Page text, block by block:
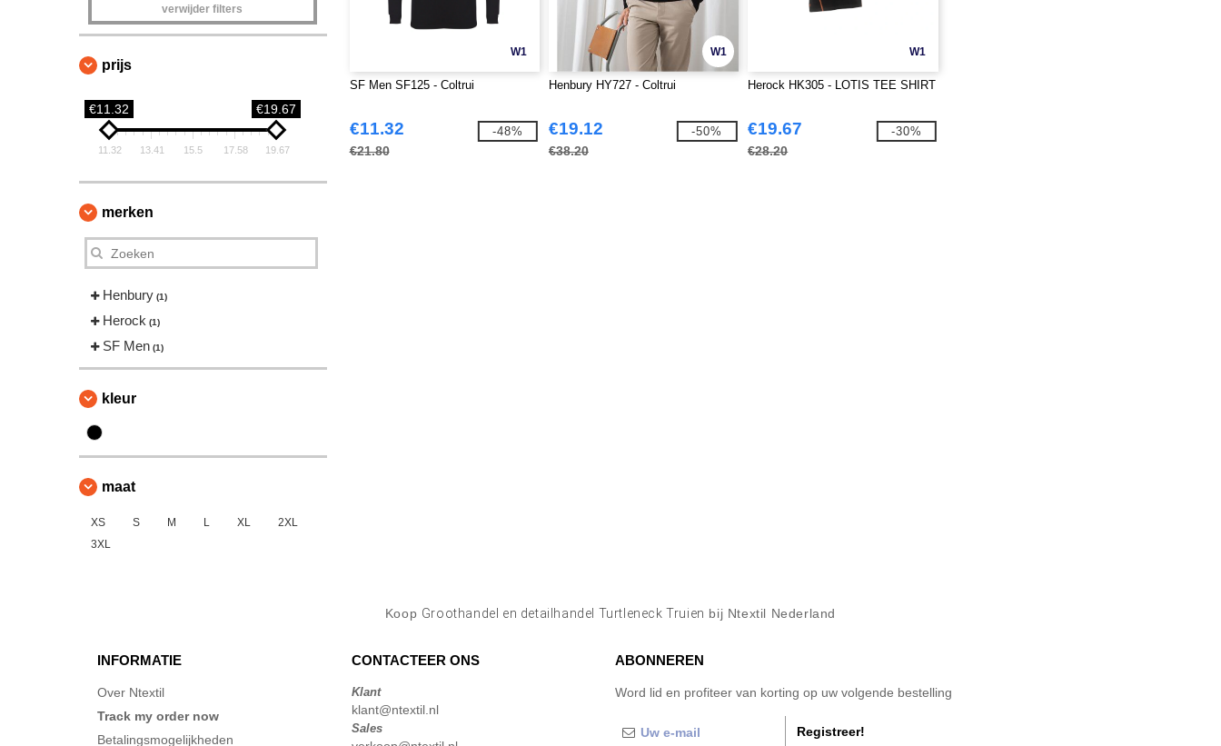
verwijder filters
prijs
€11.32 €19.67
11.32 13.41 15.5 17.58 19.67
merken
Henbury (1)
Herock (1)
SF Men (1)
kleur
maat
XS S M L XL
2XL
3XL
W1
SF Men SF125 - Coltrui
€11.32
€21.80
-48%
W1
Henbury HY727 - Coltrui
€19.12
€38.20
-50%
W1
Herock HK305 - LOTIS TEE SHIRT
€19.67
€28.20
-30%
Koop Groothandel en detailhandel Turtleneck Truien bij Ntextil Nederland
INFORMATIE
Over Ntextil
Track my order now
Betalingsmogelijkheden
CONTACTEER ONS
Klant
klant@ntextil.nl
Sales
ABONNEREN
Word lid en profiteer van korting op uw volgende bestelling
Registreer!